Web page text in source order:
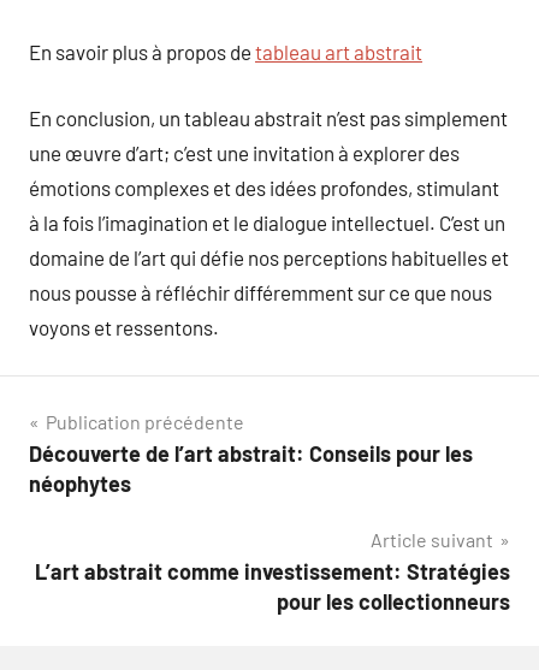
En savoir plus à propos de tableau art abstrait
En conclusion, un tableau abstrait n’est pas simplement
une œuvre d’art; c’est une invitation à explorer des
émotions complexes et des idées profondes, stimulant
à la fois l’imagination et le dialogue intellectuel. C’est un
domaine de l’art qui défie nos perceptions habituelles et
nous pousse à réfléchir différemment sur ce que nous
voyons et ressentons.
Navigation
de
Publication précédente
Découverte de l’art abstrait: Conseils pour les
néophytes
Article suivant
L’art abstrait comme investissement: Stratégies
pour les collectionneurs